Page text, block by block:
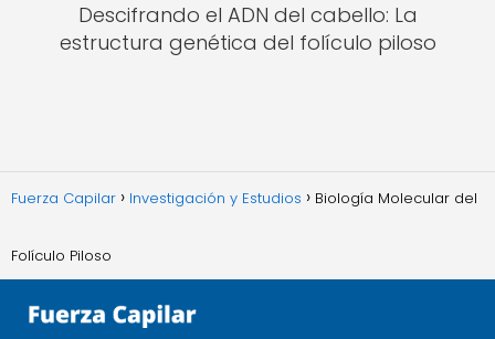
Descifrando el ADN del cabello: La
estructura genética del folículo piloso
Fuerza Capilar Investigación y Estudios Biología Molecular del
Folículo Piloso